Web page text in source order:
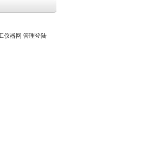
仪器网 管理登陆